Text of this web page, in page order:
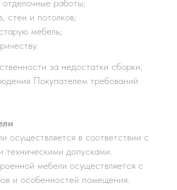
работы;
стен и потолков;
мебель;
за недостатки сборки,
Покупателем требований
осуществляется в соответствии с
техническими допусками.
мебели осуществляется с
и особенностей помещения.